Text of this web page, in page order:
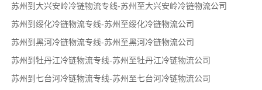
苏州到大兴安岭冷链物流专线-苏州至大兴安岭冷链物流公司
苏州到绥化冷链物流专线-苏州至绥化冷链物流公司
苏州到黑河冷链物流专线-苏州至黑河冷链物流公司
苏州到牡丹江冷链物流专线-苏州至牡丹江冷链物流公司
苏州到七台河冷链物流专线-苏州至七台河冷链物流公司